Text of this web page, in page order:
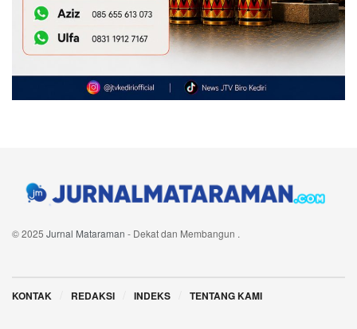
© 2025 Jurnal Mataraman - Dekat dan Membangun .
KONTAK REDAKSI INDEKS TENTANG KAMI